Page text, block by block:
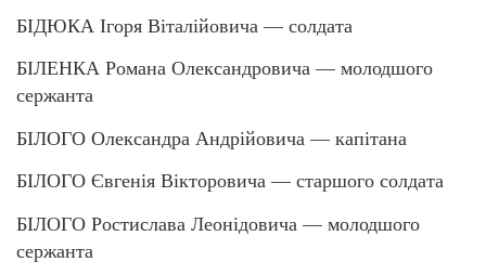
БІДЮКА Ігоря Віталійовича — солдата
БІЛЕНКА Романа Олександровича — молодшого
сержанта
БІЛОГО Олександра Андрійовича — капітана
БІЛОГО Євгенія Вікторовича — старшого солдата
БІЛОГО Ростислава Леонідовича — молодшого
сержанта